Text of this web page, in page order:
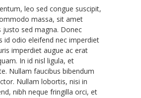
leo sed congue suscipit,
massa, sit amet
justo sed magna. Donec
id odio eleifend nec imperdiet
imperdiet augue ac erat
In id nisl ligula, et
Nullam faucibus bibendum
Nullam lobortis, nisi in
nibh neque fringilla orci, et